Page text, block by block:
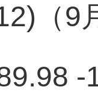
（9
-